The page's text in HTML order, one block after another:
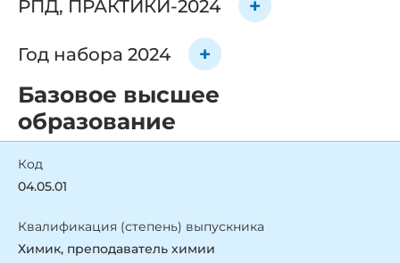
РПД, ПРАКТИКИ-2024
Год набора 2024
Базовое высшее
образование
Код
04.05.01
Квалификация (степень) выпускника
Химик, преподаватель химии